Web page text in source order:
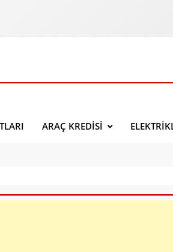
ARAÇ KREDISI